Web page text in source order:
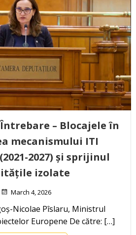
Întrebare – Blocajele în
mecanismului ITI
2027) și sprijinul
izolate
March 4, 2026
Nicolae Pîslaru, Ministrul
Europene De către: […]